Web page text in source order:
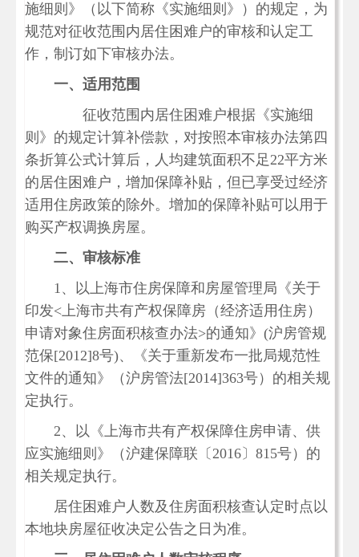
施细则》（以下简称《实施细则》）的规定，为
规范对征收范围内居住困难户的审核和认定工
作，制订如下审核办法。
一、适用范围
征收范围内居住困难户根据《实施细
则》的规定计算补偿款，对按照本审核办法第四
条折算公式计算后，人均建筑面积不足22平方米
的居住困难户，增加保障补贴，但已享受过经济
适用住房政策的除外。增加的保障补贴可以用于
购买产权调换房屋。
二、审核标准
1、以上海市住房保障和房屋管理局《关于
印发<上海市共有产权保障房（经济适用住房）
申请对象住房面积核查办法>的通知》(沪房管规
范保[2012]8号)、《关于重新发布一批局规范性
文件的通知》（沪房管法[2014]363号）的相关规
定执行。
2、以《上海市共有产权保障住房申请、供
应实施细则》（沪建保障联〔2016〕815号）的
相关规定执行。
居住困难户人数及住房面积核查认定时点以
本地块房屋征收决定公告之日为准。